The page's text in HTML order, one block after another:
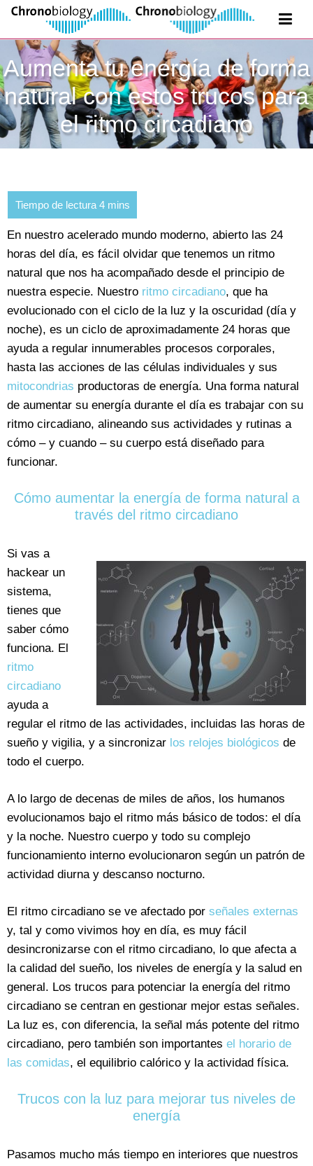
Aumenta tu energía de forma
natural con estos trucos para
el ritmo circadiano
En nuestro acelerado mundo moderno, abierto las 24
horas del día, es fácil olvidar que tenemos un ritmo
natural que nos ha acompañado desde el principio de
nuestra especie. Nuestro ritmo circadiano, que ha
evolucionado con el ciclo de la luz y la oscuridad (día y
noche), es un ciclo de aproximadamente 24 horas que
ayuda a regular innumerables procesos corporales,
hasta las acciones de las células individuales y sus
mitocondrias productoras de energía. Una forma natural
de aumentar su energía durante el día es trabajar con su
ritmo circadiano, alineando sus actividades y rutinas a
cómo – y cuando – su cuerpo está diseñado para
funcionar.
Cómo aumentar la energía de forma natural a
través del ritmo circadiano
Si vas a
hackear un
sistema,
tienes que
saber cómo
funciona. El
ritmo
circadiano
ayuda a
regular el ritmo de las actividades, incluidas las horas de
sueño y vigilia, y a sincronizar los relojes biológicos de
todo el cuerpo.
A lo largo de decenas de miles de años, los humanos
evolucionamos bajo el ritmo más básico de todos: el día
y la noche. Nuestro cuerpo y todo su complejo
funcionamiento interno evolucionaron según un patrón de
actividad diurna y descanso nocturno.
El ritmo circadiano se ve afectado por señales externas
y, tal y como vivimos hoy en día, es muy fácil
desincronizarse con el ritmo circadiano, lo que afecta a
la calidad del sueño, los niveles de energía y la salud en
general. Los trucos para potenciar la energía del ritmo
circadiano se centran en gestionar mejor estas señales.
La luz es, con diferencia, la señal más potente del ritmo
circadiano, pero también son importantes el horario de
las comidas, el equilibrio calórico y la actividad física.
Trucos con la luz para mejorar tus niveles de
energía
Pasamos mucho más tiempo en interiores que nuestros